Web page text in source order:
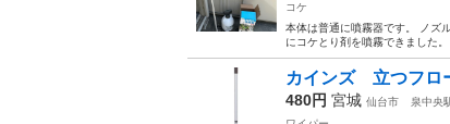
コケ
本体は普通に噴霧器です。 ノズ
にコケとり剤を噴霧できました
カインズ 立つフロ
480円 宮城 仙台市 泉中央